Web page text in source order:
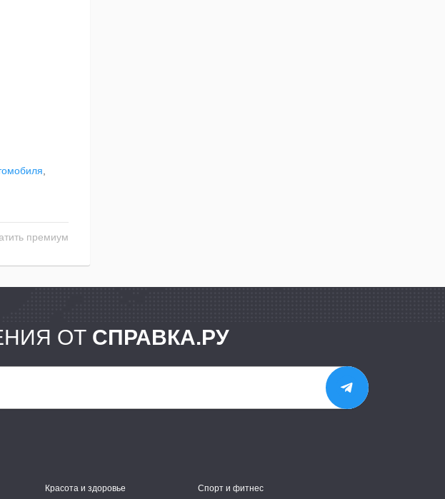
премиум
ОТ СПРАВКА.РУ
Красота и здоровье Спорт и фитнес